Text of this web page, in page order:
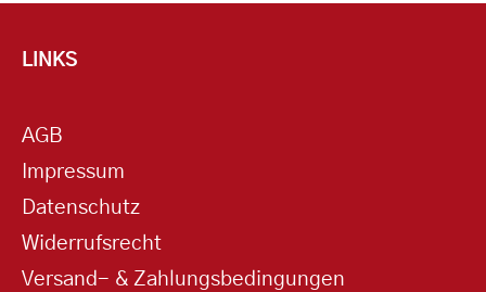
LINKS
AGB
Impressum
Datenschutz
Widerrufsrecht
Versand- & Zahlungsbedingungen